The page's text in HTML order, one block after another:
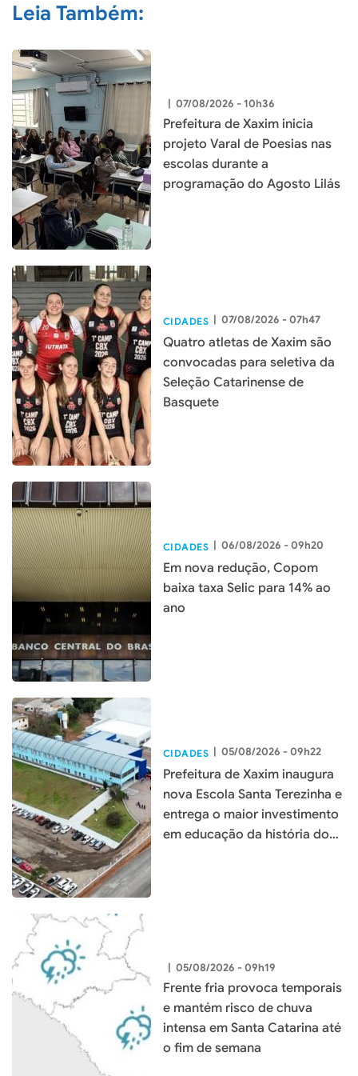
Leia Também:
| 07/08/2026 - 10h36
Prefeitura de Xaxim inicia
projeto Varal de Poesias nas
escolas durante a
programação do Agosto Lilás
CIDADES | 07/08/2026 - 07h47
Quatro atletas de Xaxim são
convocadas para seletiva da
Seleção Catarinense de
Basquete
CIDADES | 06/08/2026 - 09h20
Em nova redução, Copom
baixa taxa Selic para 14% ao
ano
CIDADES | 05/08/2026 - 09h22
Prefeitura de Xaxim inaugura
nova Escola Santa Terezinha e
entrega o maior investimento
em educação da história do
| 05/08/2026 - 09h19
Frente fria provoca temporais
e mantém risco de chuva
intensa em Santa Catarina até
o fim de semana